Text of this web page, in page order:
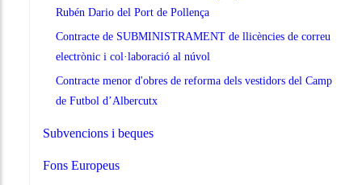
Rubén Dario del Port de Pollença
Contracte de SUBMINISTRAMENT de llicències de correu
electrònic i col·laboració al núvol
Contracte menor d'obres de reforma dels vestidors del Camp
de Futbol d’Albercutx
Subvencions i beques
Fons Europeus